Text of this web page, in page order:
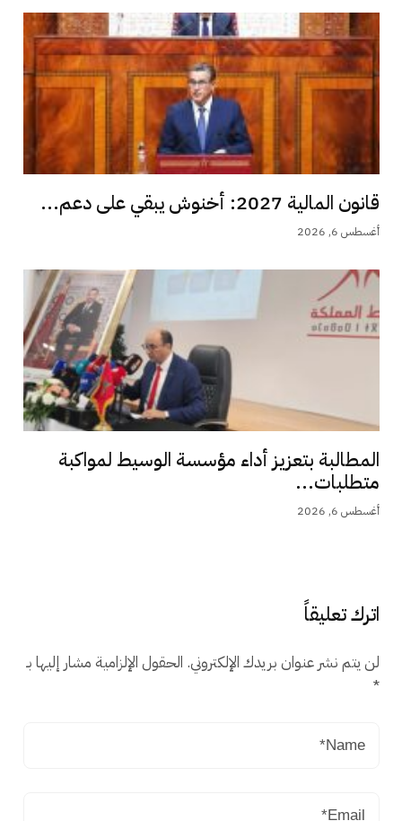
قانون المالية 2027: أخنوش يبقي على دعم...
أغسطس 6, 2026
المطالبة بتعزيز أداء مؤسسة الوسيط لمواكبة
متطلبات...
أغسطس 6, 2026
اترك تعليقاً
لن يتم نشر عنوان بريدك الإلكتروني. الحقول الإلزامية مشار إليها بـ
*